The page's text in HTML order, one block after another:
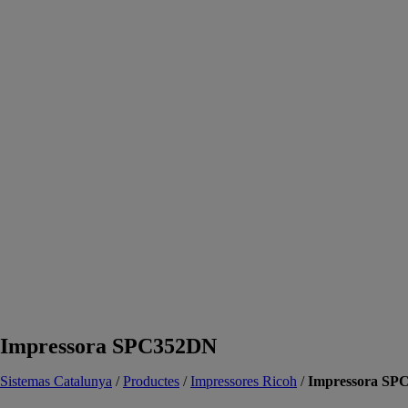
Impressora SPC352DN
Sistemas Catalunya /Productes /Impressores Ricoh /Impressora